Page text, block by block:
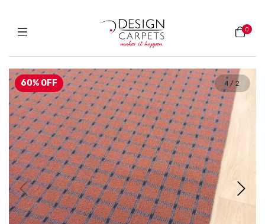
0
60% OFF 1/2